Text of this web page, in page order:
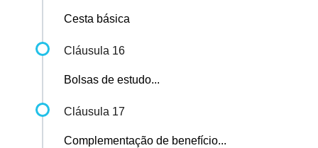
Cesta básica
Cláusula 16
Bolsas de estudo...
Cláusula 17
Complementação de benefício...